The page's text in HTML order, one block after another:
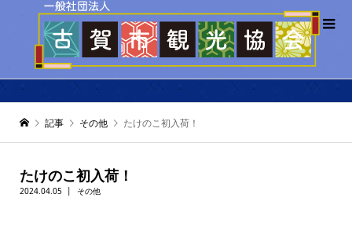
記事 その他 たけのこ初入荷！
たけのこ初入荷！
2024.04.05 その他